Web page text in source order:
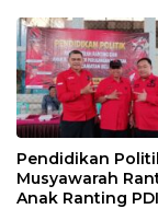
Pendidikan
Musyawarah
Anak Ranting PDI